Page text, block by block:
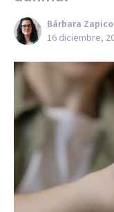
Bárbara
16 diciembre,